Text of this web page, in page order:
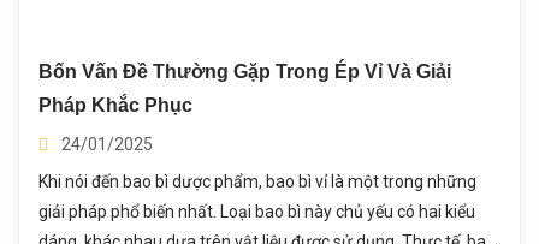
Bốn Vấn Đề Thường Gặp Trong Ép Vỉ Và Giải
Pháp Khắc Phục
24/01/2025
Khi nói đến bao bì dược phẩm, bao bì vỉ là một trong những
giải pháp phổ biến nhất. Loại bao bì này chủ yếu có hai kiểu